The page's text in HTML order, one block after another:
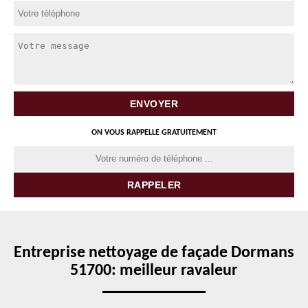
ON VOUS RAPPELLE GRATUITEMENT
Entreprise nettoyage de façade Dormans
51700: meilleur ravaleur